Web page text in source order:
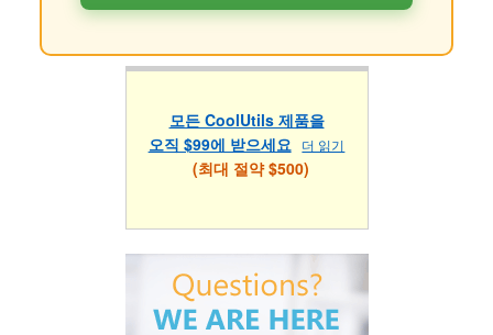
모든 CoolUtils 제품을
오직 $99에 받으세요
더 읽기
(최대 절약 $500)